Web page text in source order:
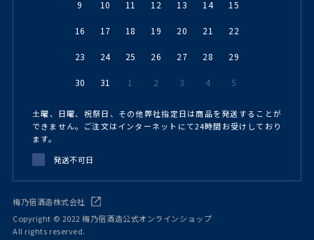
9 10 11 12 13 14 15
16 17 18 19 20 21 22
23 24 25 26 27 28 29
30 31 1 2 3 4 5
土曜、日曜、祝祭日、その他弊社指定日は商品を発送することが
できません。ご注文はインターネットにて24時間お受けしており
ます。
発送不可日
梅乃宿酒造株式会社
Copyright © 2022 梅乃宿酒造公式オンラインショップ
All rights reserved.